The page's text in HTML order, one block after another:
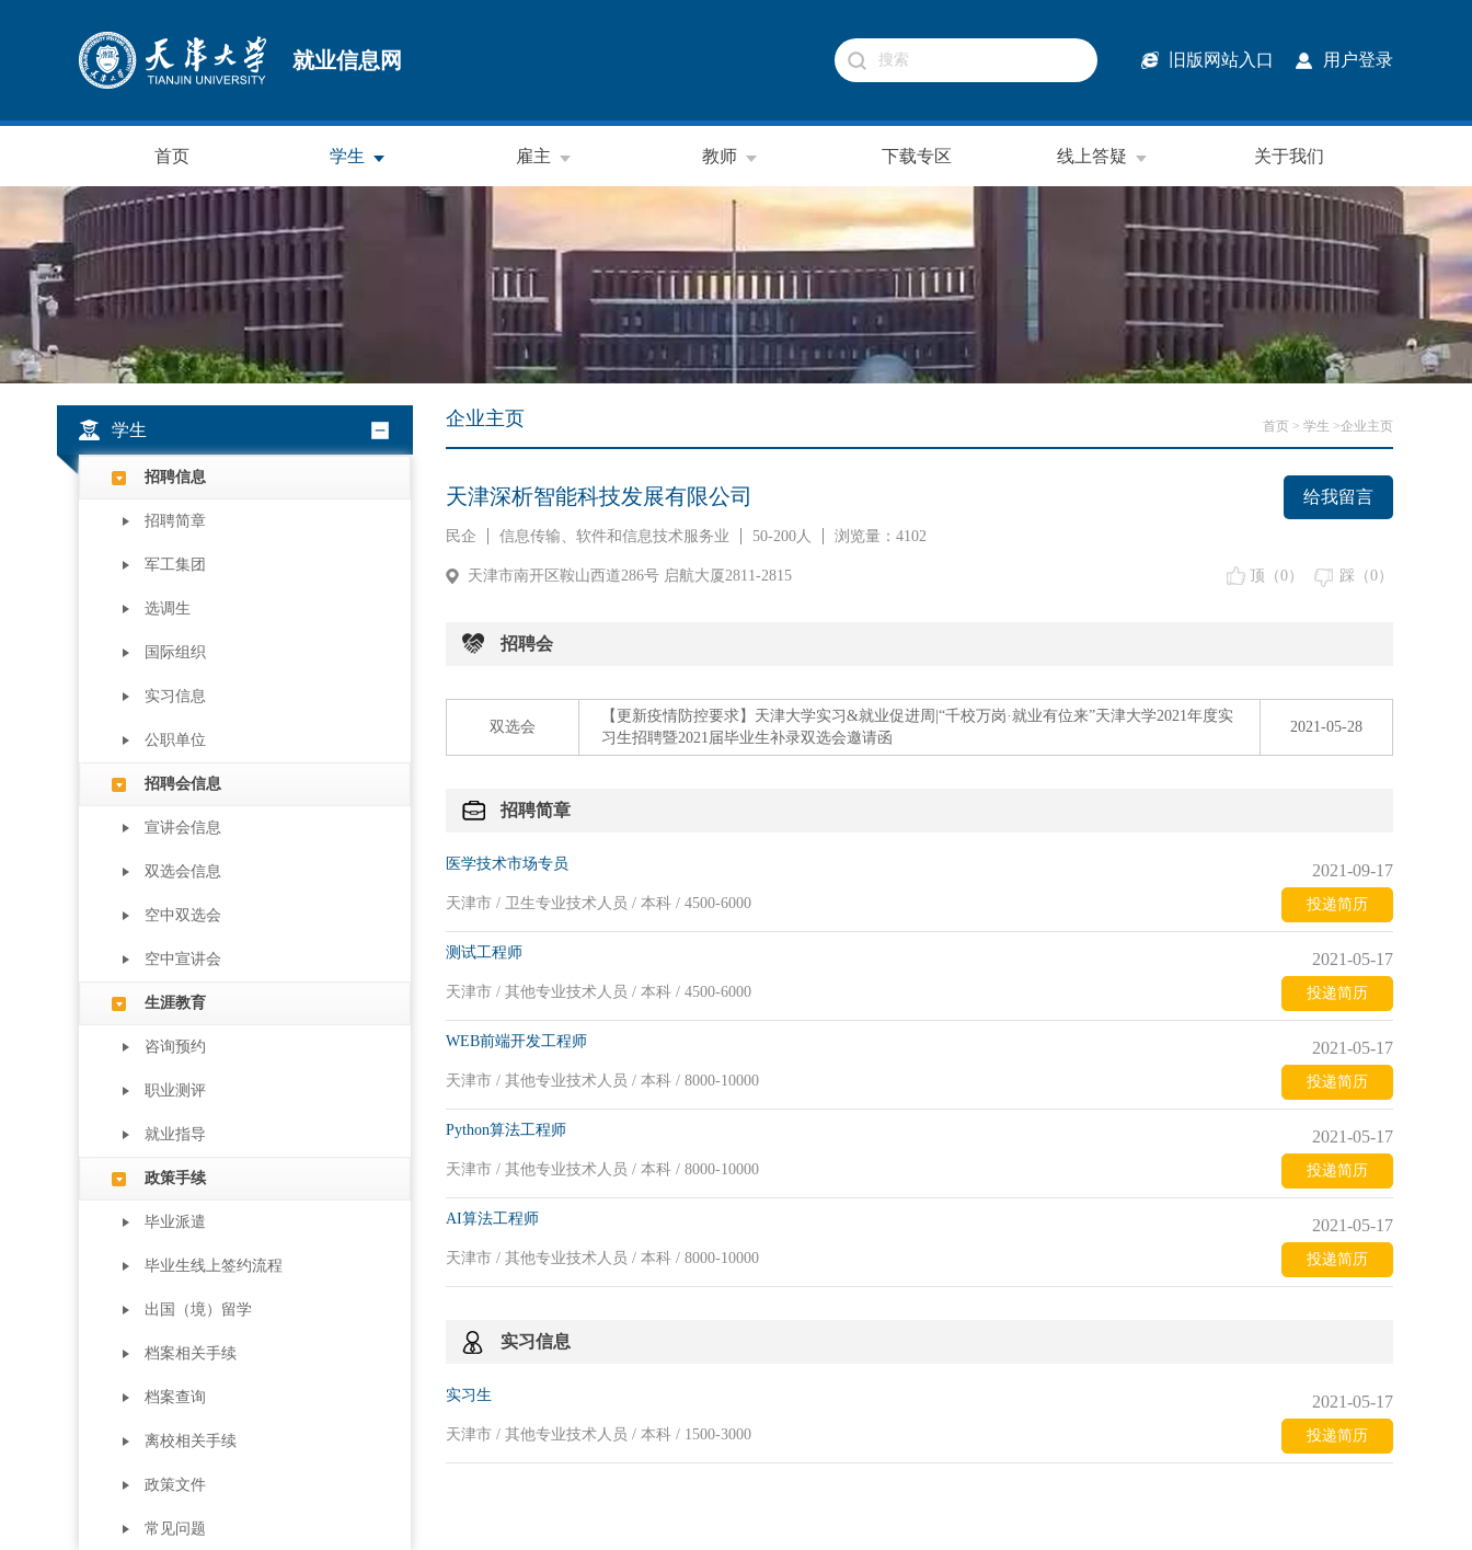
就业信息网 用户登录
旧版网站入口
首页 学生 雇主 教师 下载专区 线上答疑 关于我们
学生
招聘信息
招聘简章
军工集团
选调生
国际组织
实习信息
公职单位
招聘会信息
宣讲会信息
双选会信息
空中双选会
空中宣讲会
生涯教育
咨询预约
职业测评
就业指导
政策手续
毕业派遣
毕业生线上签约流程
出国（境）留学
档案相关手续
档案查询
离校相关手续
政策文件
常见问题
企业主页 首页 > 学生 >企业主页
天津深析智能科技发展有限公司 给我留言
民企 信息传输、软件和信息技术服务业 50-200人 浏览量：4102
天津市南开区鞍山西道286号 启航大厦2811-2815 顶（0） 踩（0）
招聘会
双选会
【更新疫情防控要求】天津大学实习&就业促进周|“千校万岗·就业有位来”天津大学2021年度实
习生招聘暨2021届毕业生补录双选会邀请函
2021-05-28
招聘简章
医学技术市场专员 2021-09-17
天津市 / 卫生专业技术人员 / 本科 / 4500-6000 投递简历
测试工程师 2021-05-17
天津市 / 其他专业技术人员 / 本科 / 4500-6000 投递简历
WEB前端开发工程师 2021-05-17
天津市 / 其他专业技术人员 / 本科 / 8000-10000 投递简历
Python算法工程师 2021-05-17
天津市 / 其他专业技术人员 / 本科 / 8000-10000 投递简历
AI算法工程师 2021-05-17
天津市 / 其他专业技术人员 / 本科 / 8000-10000 投递简历
实习信息
实习生 2021-05-17
天津市 / 其他专业技术人员 / 本科 / 1500-3000 投递简历